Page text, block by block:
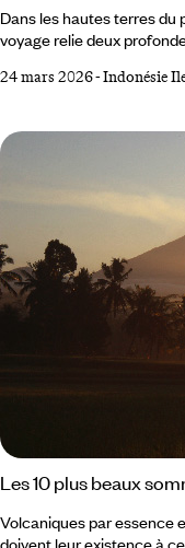
Dans les hautes terres du
voyage relie deux
vertigineuse : dans le
l’histoire humaine prend
Maros :
24 mars 2026-Indonésie
Les 10 plus beaux
Volcaniques par essence
doivent leur existence à